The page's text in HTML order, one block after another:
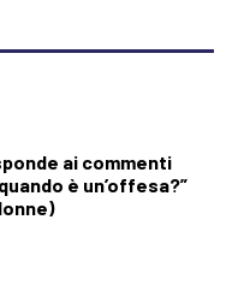
ai commenti
è un’offesa?”